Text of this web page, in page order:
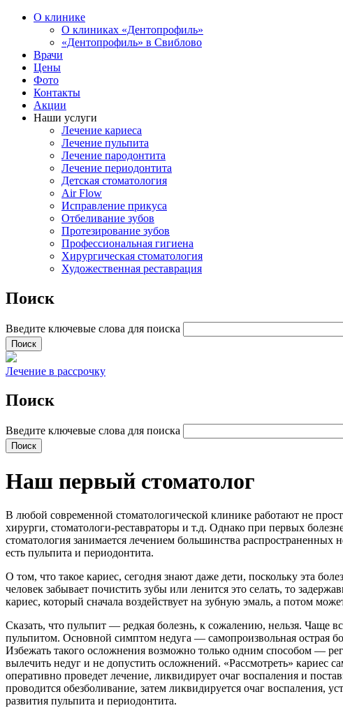
О клинике
О клиниках «Дентопрофиль»
«Дентопрофиль» в Свиблово
Врачи
Цены
Фото
Контакты
Акции
Наши услуги
Лечение кариеса
Лечение пульпита
Лечение пародонтита
Лечение периодонтита
Детская стоматология
Air Flow
Исправление прикуса
Отбеливание зубов
Протезирование зубов
Профессиональная гигиена
Хирургическая стоматология
Художественная реставрация
Поиск
Введите ключевые слова для поиска
Лечение в рассрочку
Поиск
Введите ключевые слова для поиска
Наш первый стоматолог
В любой современной стоматологической клинике работают не
хирурги, стоматологи-реставраторы и т.д. Однако при первых
стоматология занимается лечением большинства распространенных
есть пульпита и периодонтита.
О том, что такое кариес, сегодня знают даже дети, поскольку эта
человек забывает почистить зубы или ленится это селать, то
кариес, который сначала воздействует на зубную эмаль, а потом
Сказать, что пульпит — редкая болезнь, к сожалению, нельзя. Чаще
пульпитом. Основной симптом недуга — самопроизвольная острая
Избежать такого осложнения возможно только одним способом —
вылечить недуг и не допустить осложнений. «Рассмотреть» кариес
оперативно проведет лечение, ликвидирует очаг воспаления и
проводится обезболивание, затем ликвидируется очаг воспаления,
развития пульпита и периодонтита.